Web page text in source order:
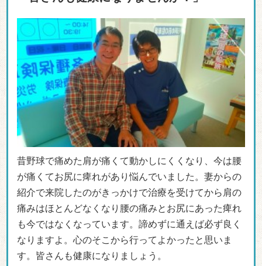
昔野球で痛めた肩が痛くて動かしにくくなり、今は腰
が痛くてお尻に痺れがあり悩んでいました。妻からの
紹介で来院したのがきっかけで治療を受けてから肩の
痛みはほとんどなくなり腰の痛みとお尻にあった痺れ
も今ではなくなっています。諦めずに通えば必ず良く
なりますよ。心のそこから行ってよかったと思いま
す。皆さんも健康になりましょう。